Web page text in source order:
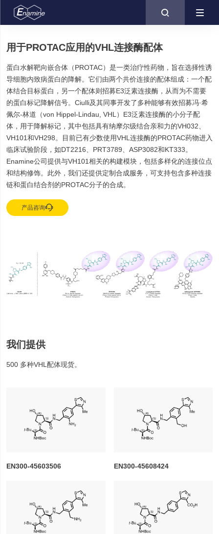

用于PROTAC应用的VHL连接酶配体
蛋白水解靶向嵌合体（PROTAC）是一类治疗性药物，旨在选择性诱
导细胞内致病蛋白的降解。它们由两个共价连接的配体组成：一个配
体结合目标蛋白，另一个配体则招募E3泛素连接酶，从而为不需要
的蛋白标记降解信号。Ciulli及其同事开发了多种能够有效招募冯·希
佩尔-林道（von Hippel-Lindau, VHL）E3泛素连接酶的小分子配
体，用于降解标记，其中包括具有纳摩尔级结合亲和力的VH032、
VH101和VH298。目前已有少数使用VHL连接酶的PROTAC药物进入
临床试验阶段，如DT2216、PRT3789、ASP3082和KT333。
Enamine公司提供与VH101相关的构建模块，包括多样化的连接位点
和结构修饰。此外，我们还提供定制合成服务，可支持包含多种连接
链和蛋白结合剂的PROTAC分子的合成。
产品咨询
我们提供
500 多种VHL配体现货。
EN300-45603506 EN300-45608424